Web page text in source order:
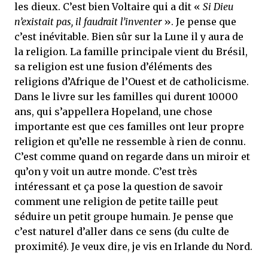
les dieux. C’est bien Voltaire qui a dit « Si Dieu
n’existait pas, il faudrait l’inventer». Je pense que
c’est inévitable. Bien sûr sur la Lune il y aura de
la religion. La famille principale vient du Brésil,
sa religion est une fusion d’éléments des
religions d’Afrique de l’Ouest et de catholicisme.
Dans le livre sur les familles qui durent 10000
ans, qui s’appellera Hopeland, une chose
importante est que ces familles ont leur propre
religion et qu’elle ne ressemble à rien de connu.
C’est comme quand on regarde dans un miroir et
qu’on y voit un autre monde. C’est très
intéressant et ça pose la question de savoir
comment une religion de petite taille peut
séduire un petit groupe humain. Je pense que
c’est naturel d’aller dans ce sens (du culte de
proximité). Je veux dire, je vis en Irlande du Nord.